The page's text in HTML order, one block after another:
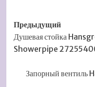
Навигация
записи
Предыдущий
Душевая стойка
Showerpipe
Запорный вентиль